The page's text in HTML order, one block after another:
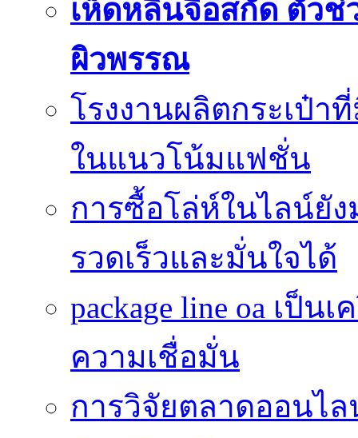
เห็ดหลินจือสกัด ตัว
ผิวพรรณ
โรงงานผลิตกระเป๋า
ในแนวโน้มแฟชั่น
การซื้อโล่ห์ในไลน์ยั
รวดเร็วและมั่นใจได้
package line oa เป็น
ความเชื่อมั่น
การวิจัยตลาดออนไ